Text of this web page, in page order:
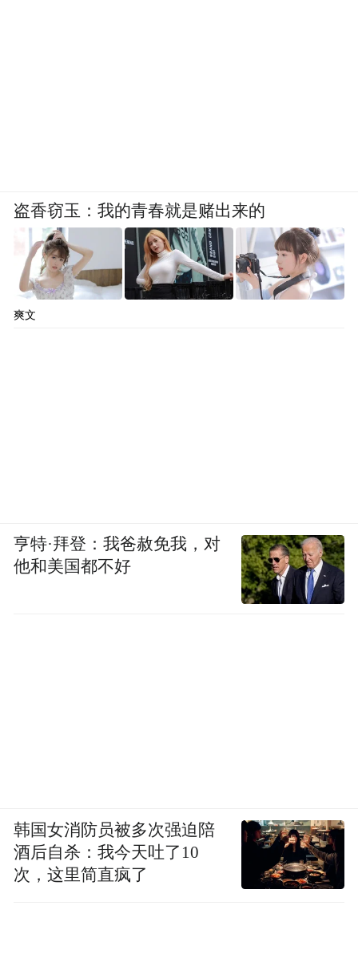
盗香窃玉：我的青春就是赌出来的
爽文
亨特·拜登：我爸赦免我，对
他和美国都不好
韩国女消防员被多次强迫陪
酒后自杀：我今天吐了10
次，这里简直疯了